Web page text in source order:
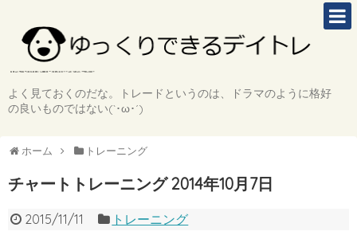
よく見ておくのだな。トレードというのは、ドラマのように格好
の良いものではない(`･ω･´)
ホーム トレーニング
チャートトレーニング 2014年10月7日
2015/11/11 トレーニング